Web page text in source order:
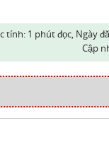
tính: 1 phút đọc, Ngày
Cập